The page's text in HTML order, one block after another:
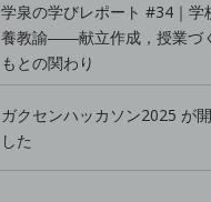
学泉の学びレポート #34｜学
養教諭――献立作成，授業づ
もとの関わり
ガクセンハッカソン2025 が
した